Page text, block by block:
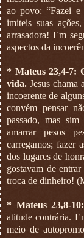
ao povo: “Fazei e
imiteis suas
arrasadora! Em
aspectos da
* Mateus 23,4-7:
vida. Jesus chama
incoerente de
convém pensar
passado, mas
amarrar pesos
carregamos; fazer
dos lugares de
gostavam de
troca de dinheiro!
* Mateus 23,8-
atitude contrária.
meio de